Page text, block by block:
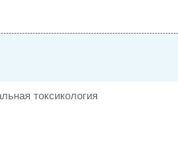
токсикология